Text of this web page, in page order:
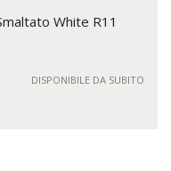
White R11
DISPONIBILE DA SUBITO